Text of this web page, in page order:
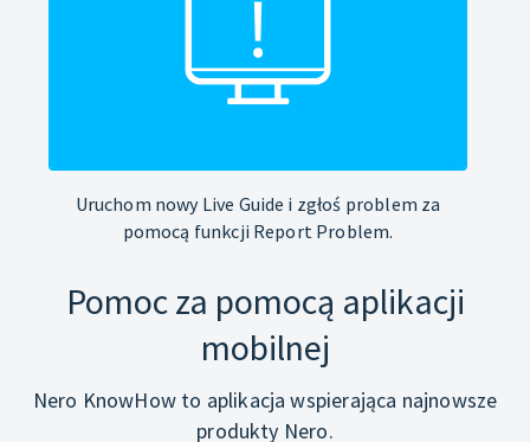
Uruchom nowy Live Guide i zgłoś problem za
pomocą funkcji Report Problem.
Pomoc za pomocą aplikacji
mobilnej
Nero KnowHow to aplikacja wspierająca najnowsze
produkty Nero.